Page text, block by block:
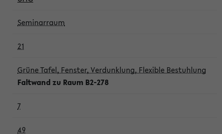
Seminarraum
21
Grüne Tafel, Fenster, Verdunklung, Flexible Bestuhlung
Faltwand zu Raum B2-278
7
49